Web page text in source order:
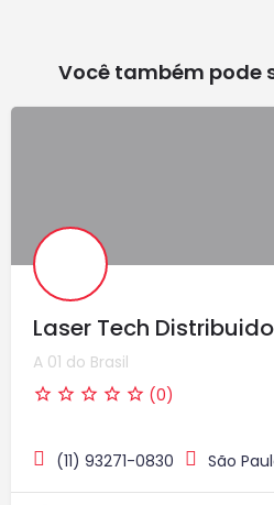
Você também pode
Laser Tech
A 01 do Brasil
(0)
(11) 93271-0830 São